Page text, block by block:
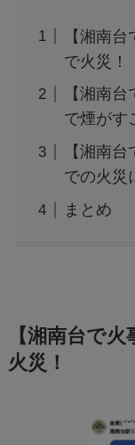
【湘南
で火災！
【湘南
で煙がす
【湘南
での火災
まとめ
【湘南台で
火災！